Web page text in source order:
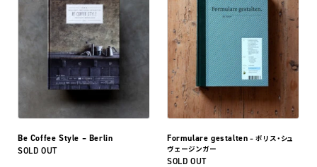
Be Coffee Style – Berlin
SOLD OUT
Formulare gestalten – ボリス・シュ
ヴェージンガー
SOLD OUT